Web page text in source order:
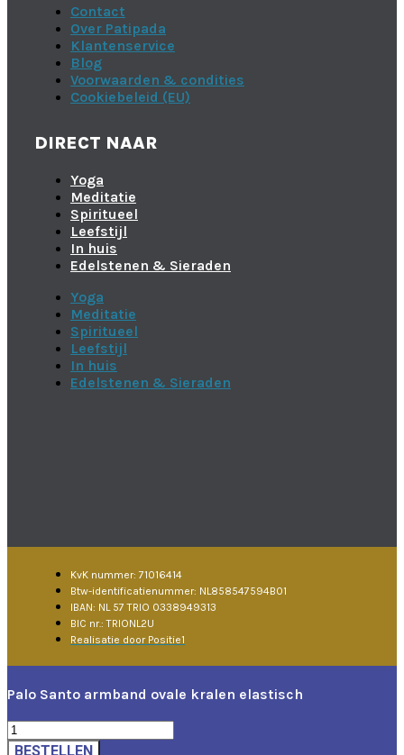
Contact
Over Patipada
Klantenservice
Blog
Voorwaarden & condities
Cookiebeleid (EU)
DIRECT NAAR
Yoga
Meditatie
Spiritueel
Leefstijl
In huis
Edelstenen & Sieraden
Yoga
Meditatie
Spiritueel
Leefstijl
In huis
Edelstenen & Sieraden
KvK nummer: 71016414
Btw-identificatienummer: NL858547594B01
IBAN: NL 57 TRIO 0338949313
BIC nr.: TRIONL2U
Realisatie door Positie1
Palo Santo armband ovale kralen elastisch
Palo
Santo
BESTELLEN